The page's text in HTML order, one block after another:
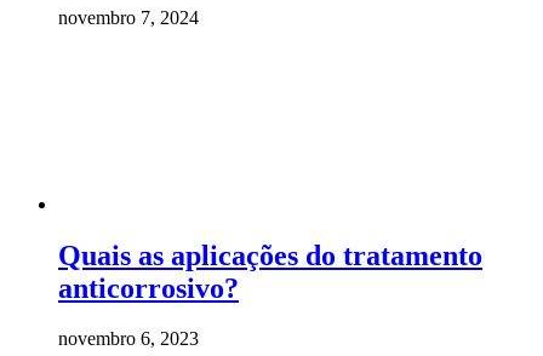
novembro 7, 2024
Quais as aplicações do tratamento
anticorrosivo?
novembro 6, 2023